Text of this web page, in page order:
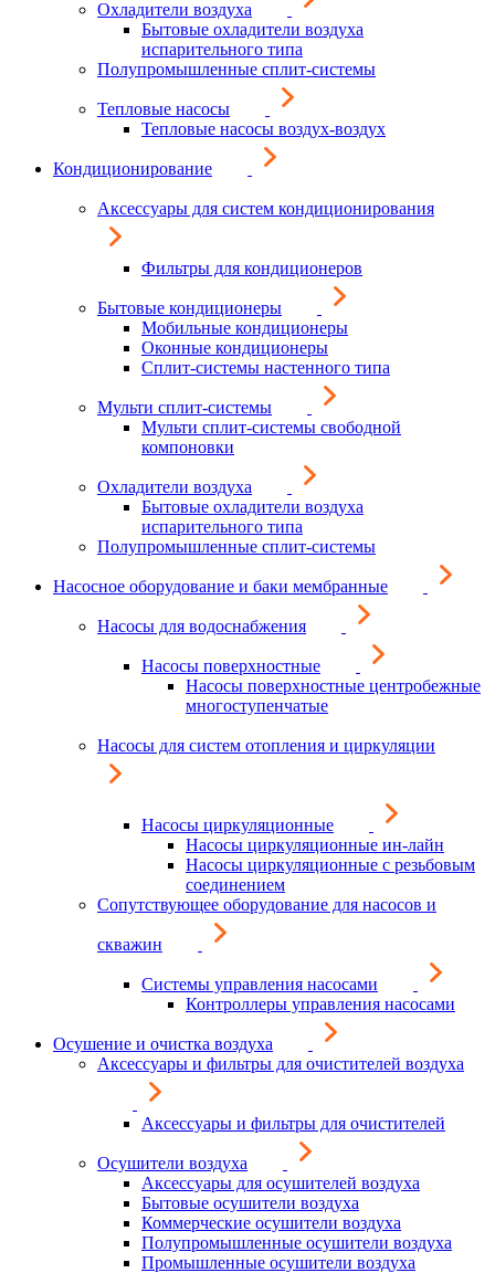
Охладители воздуха
Бытовые охладители воздуха
испарительного типа
Полупромышленные сплит-системы
Тепловые насосы
Тепловые насосы воздух-воздух
Кондиционирование
Аксессуары для систем кондиционирования
Фильтры для кондиционеров
Бытовые кондиционеры
Мобильные кондиционеры
Оконные кондиционеры
Сплит-системы настенного типа
Мульти сплит-системы
Мульти сплит-системы свободной
компоновки
Охладители воздуха
Бытовые охладители воздуха
испарительного типа
Полупромышленные сплит-системы
Насосное оборудование и баки мембранные
Насосы для водоснабжения
Насосы поверхностные
Насосы поверхностные центробежные
многоступенчатые
Насосы для систем отопления и циркуляции
Насосы циркуляционные
Насосы циркуляционные ин-лайн
Насосы циркуляционные с резьбовым
соединением
Сопутствующее оборудование для насосов и
скважин
Системы управления насосами
Контроллеры управления насосами
Осушение и очистка воздуха
Аксессуары и фильтры для очистителей воздуха
Аксессуары и фильтры для очистителей
Осушители воздуха
Аксессуары для осушителей воздуха
Бытовые осушители воздуха
Коммерческие осушители воздуха
Полупромышленные осушители воздуха
Промышленные осушители воздуха